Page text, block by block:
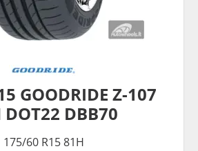
GOODRIDE Z-107
DOT22 DBB70
175/60 R15 81H